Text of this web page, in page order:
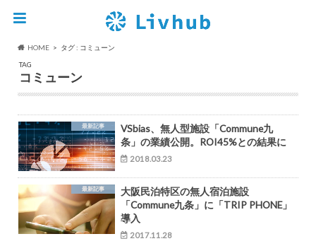
HOME
タグ : コミューン
TAG
コミューン
最新記事
VSbias、無人型施設「Commune九
条」の業績公開。ROI45%との結果に
2018.03.23
最新記事
大阪民泊特区の無人宿泊施設
「Commune九条」に「TRIP PHONE」
導入
2017.11.28